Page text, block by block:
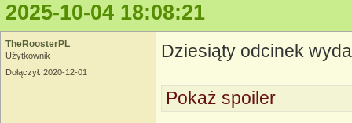
2025-10-04 18:08:21
TheRoosterPL
Użytkownik
Dołączył: 2020-12-01
Dziesiąty odcinek
Pokaż spoiler